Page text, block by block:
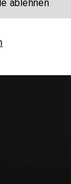
ablehnen